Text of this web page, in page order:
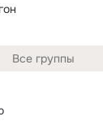
Все группы